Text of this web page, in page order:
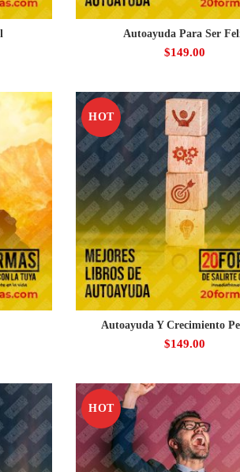
Autoayuda Para Ser
$149.00
HOT
Autoayuda Y Crecimiento
$149.00
HOT